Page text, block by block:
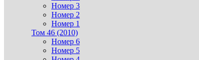
Номер 3
Номер 2
Номер 1
Том 46 (2010)
Номер 6
Номер 5